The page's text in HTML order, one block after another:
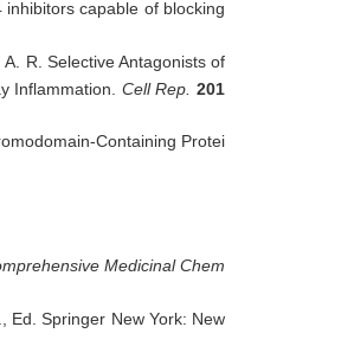
inhibitors capable of blocking
R. Selective Antagonists of
Inflammation. Cell Rep.201
Containing Protei
Medicinal Chem
Ed. Springer New York: New